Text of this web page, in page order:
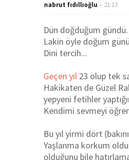
nabrut fıdıllıoğlu 21:13
Dün doğduğum gündü.
Lakin öyle doğum
Dini tercih...
Geçen yıl 23 olup tek
Hakikaten de Güzel
yepyeni fetihler
Kendimi sevmeyi
Bu yıl yirmi dört
Yaşlanma korkum
olduğunu bile